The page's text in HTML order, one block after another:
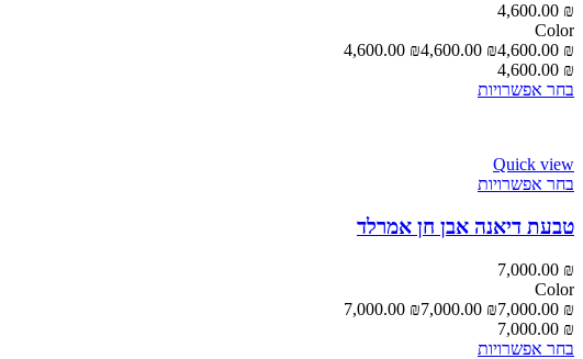
4,600.00 ₪
Color
4,600.00 ₪
4,600.00 ₪
4,600.00 ₪
4,600.00 ₪
בחר אפשרויות
Quick view
בחר אפשרויות
טבעת דיאנה אבן חן אמרלד
7,000.00 ₪
Color
7,000.00 ₪
7,000.00 ₪
7,000.00 ₪
7,000.00 ₪
בחר אפשרויות